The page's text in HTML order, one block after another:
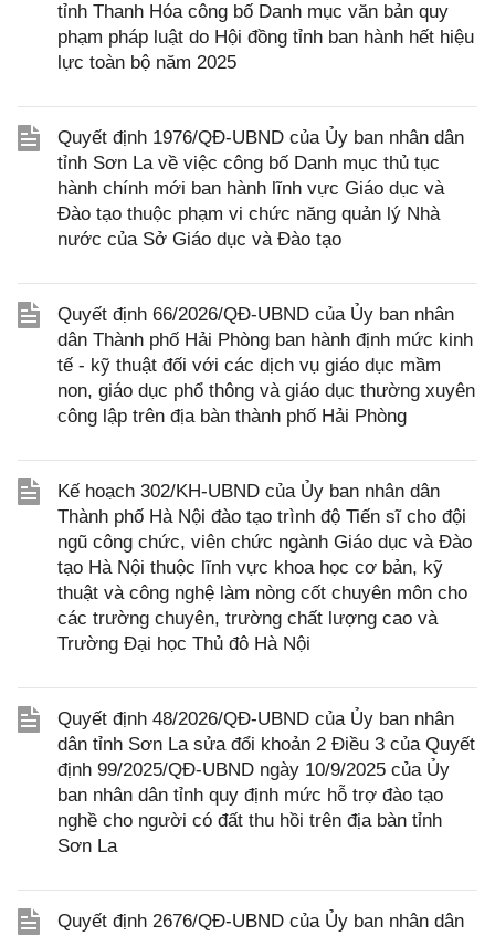
tỉnh Thanh Hóa công bố Danh mục văn bản quy
phạm pháp luật do Hội đồng tỉnh ban hành hết hiệu
lực toàn bộ năm 2025
Quyết định 1976/QĐ-UBND của Ủy ban nhân dân
tỉnh Sơn La về việc công bố Danh mục thủ tục
hành chính mới ban hành lĩnh vực Giáo dục và
Đào tạo thuộc phạm vi chức năng quản lý Nhà
nước của Sở Giáo dục và Đào tạo
Quyết định 66/2026/QĐ-UBND của Ủy ban nhân
dân Thành phố Hải Phòng ban hành định mức kinh
tế - kỹ thuật đối với các dịch vụ giáo dục mầm
non, giáo dục phổ thông và giáo dục thường xuyên
công lập trên địa bàn thành phố Hải Phòng
Kế hoạch 302/KH-UBND của Ủy ban nhân dân
Thành phố Hà Nội đào tạo trình độ Tiến sĩ cho đội
ngũ công chức, viên chức ngành Giáo dục và Đào
tạo Hà Nội thuộc lĩnh vực khoa học cơ bản, kỹ
thuật và công nghệ làm nòng cốt chuyên môn cho
các trường chuyên, trường chất lượng cao và
Trường Đại học Thủ đô Hà Nội
Quyết định 48/2026/QĐ-UBND của Ủy ban nhân
dân tỉnh Sơn La sửa đổi khoản 2 Điều 3 của Quyết
định 99/2025/QĐ-UBND ngày 10/9/2025 của Ủy
ban nhân dân tỉnh quy định mức hỗ trợ đào tạo
nghề cho người có đất thu hồi trên địa bàn tỉnh
Sơn La
Quyết định 2676/QĐ-UBND của Ủy ban nhân dân